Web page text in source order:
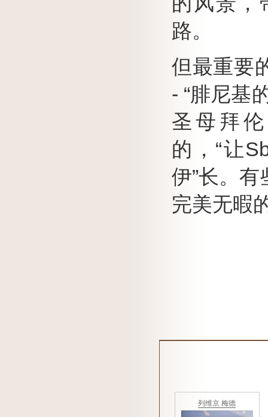
路。
但最重要
- “腓尼基
圣母拜伦
的，“让
伊”长。有
完美无暇
列维京 梅德